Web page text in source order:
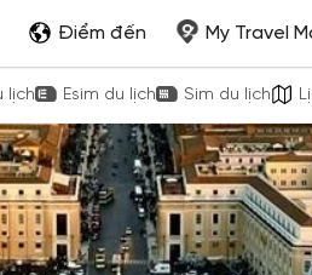
Điểm đến My Travel
lịch Esim du lịch Sim du lịch